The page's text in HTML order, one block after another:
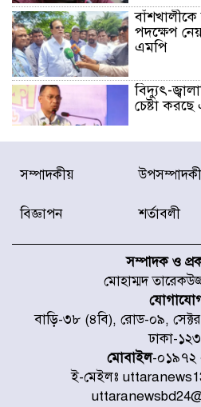
পদক্ষেপ
এমপি
বিদ্যুৎ-
চেষ্টা করছে
টাইফুন
৫ আহত,
বরাদ্দের
জুলাই
নেতারা
যুক্তরাষ্ট্রে
হেলিকপ্টার
সম্পাদকীয়
বিজ্ঞাপন শর্তাবলী
সম্পাদক ও
মোহাম্মদ
বাড়ি-৩৮ (৪বি), রোড-০৯,
ঢাকা-
মোবাইল-০১৯৭২
ই-মেইলঃ